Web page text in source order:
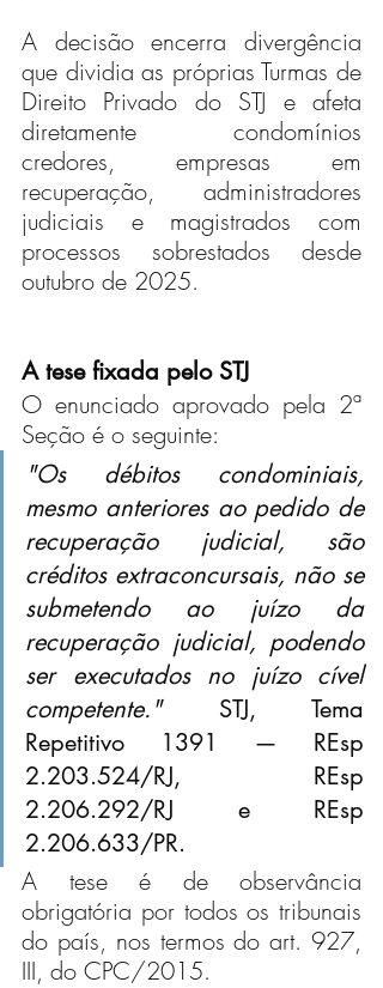
A decisão encerra divergência
que dividia as próprias Turmas de
Direito Privado do STJ e afeta
diretamente condomínios
credores, empresas em
recuperação, administradores
judiciais e magistrados com
processos sobrestados desde
outubro de 2025.
A tese fixada pelo STJ
O enunciado aprovado pela 2ª
Seção é o seguinte:
"Os débitos condominiais,
mesmo anteriores ao pedido de
recuperação judicial, são
créditos extraconcursais, não se
submetendo ao juízo da
recuperação judicial, podendo
ser executados no juízo cível
competente." STJ, Tema
Repetitivo 1391 — REsp
2.203.524/RJ, REsp
2.206.292/RJ e REsp
2.206.633/PR.
A tese é de observância
obrigatória por todos os tribunais
do país, nos termos do art. 927,
III, do CPC/2015.